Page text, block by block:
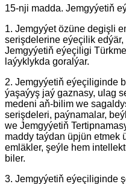
15-nji madda. Jemgyýetiň
1. Jemgyýet özüne degişli
serişdelerine eýeçilik
Jemgyýetiň eýeçiligi
laýyklykda goralýar.
2. Jemgyýetiň eýeçiliginde
ýaşaýyş jaý gaznasy, ulag
medeni aň-bilim we
serişdeleri, paýnamalar,
we Jemgyýetiň
maddy taýdan üpjün etmek
emläkler, şeýle hem
biler.
3. Jemgyýetiň eýeçiliginde